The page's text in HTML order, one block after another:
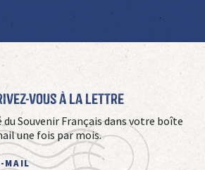
vous à La Lettre
du Souvenir Français dans votre boîte
une fois par mois.
MAIL